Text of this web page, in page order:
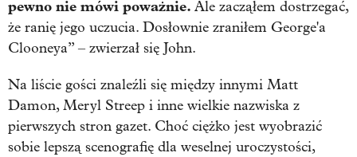
pewno nie mówi poważnie. Ale zacząłem dostrzegać,
że ranię jego uczucia. Dosłownie zraniłem George'a
Clooneya” – zwierzał się John.
Na liście gości znaleźli się między innymi Matt
Damon, Meryl Streep i inne wielkie nazwiska z
pierwszych stron gazet. Choć ciężko jest wyobrazić
sobie lepszą scenografię dla weselnej uroczystości,